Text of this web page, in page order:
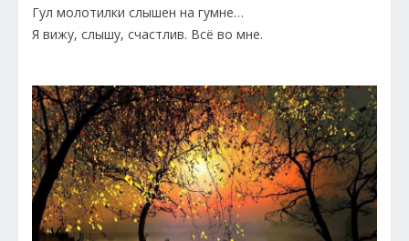
Гул молотилки слышен на гумне…
Я вижу, слышу, счастлив. Всё во мне.